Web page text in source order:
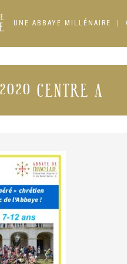
UNE ABBAYE MILLÉNAIRE
CENTRE A